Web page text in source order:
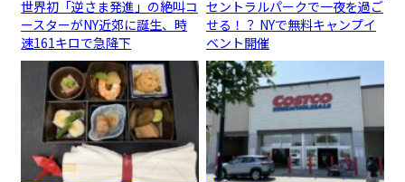
世界初「逆さま発進」の絶叫コ
ースターがNY近郊に誕生、時
速161キロで急降下
セントラルパークで一夜を過ご
せる！？ NYで無料キャンプイ
ベント開催